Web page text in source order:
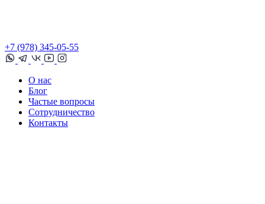
+7 (978) 345-05-55
О нас
Блог
Частые вопросы
Сотрудничество
Контакты